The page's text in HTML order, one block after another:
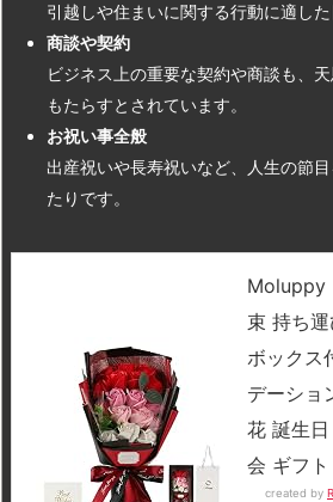
引越しや住まいに関する行動に適した
商談や契約
ビジネス上の重要な契約や商談も、
もたらすとされています。
お祝い事全般
出産祝いや長寿祝いなど、人生の節
たりです。
Moluppy
束 持ち
ボックス
デーショ
花 誕生
会 ギフト
created by